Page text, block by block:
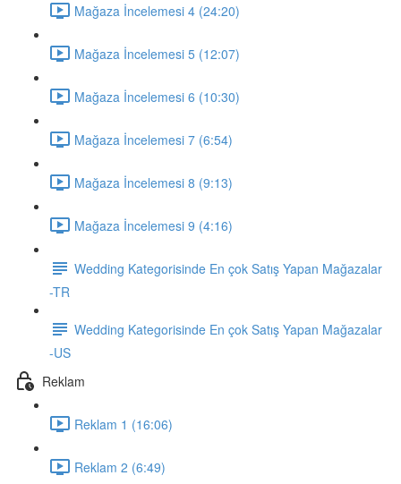
Mağaza İncelemesi 4 (24:20)
Mağaza İncelemesi 5 (12:07)
Mağaza İncelemesi 6 (10:30)
Mağaza İncelemesi 7 (6:54)
Mağaza İncelemesi 8 (9:13)
Mağaza İncelemesi 9 (4:16)
Wedding Kategorisinde En çok Satış Yapan Mağazalar
-TR
Wedding Kategorisinde En çok Satış Yapan Mağazalar
-US
Reklam
Reklam 1 (16:06)
Reklam 2 (6:49)